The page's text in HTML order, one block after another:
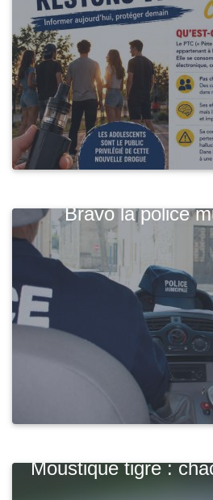
Bravo la police
Moustique tigre :